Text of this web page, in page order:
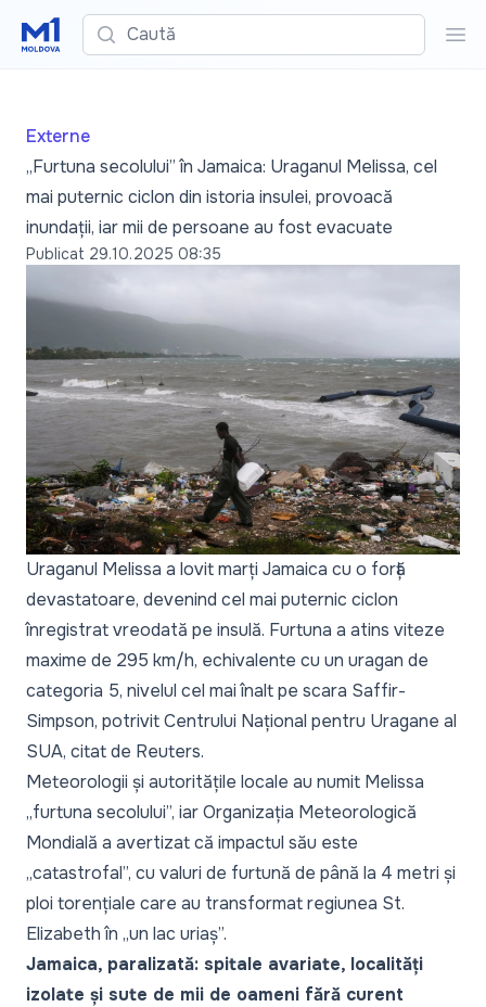
Caută
Externe
„Furtuna secolului” în Jamaica: Uraganul Melissa, cel
mai puternic ciclon din istoria insulei, provoacă
inundații, iar mii de persoane au fost evacuate
Publicat 29.10.2025 08:35
Uraganul Melissa a lovit marți Jamaica cu o forță
devastatoare, devenind cel mai puternic ciclon
înregistrat vreodată pe insulă. Furtuna a atins viteze
maxime de 295 km/h, echivalente cu un uragan de
categoria 5, nivelul cel mai înalt pe scara Saffir-
Simpson, potrivit Centrului Național pentru Uragane al
SUA, citat de Reuters.
Meteorologii și autoritățile locale au numit Melissa
„furtuna secolului”, iar Organizația Meteorologică
Mondială a avertizat că impactul său este
„catastrofal”, cu valuri de furtună de până la 4 metri și
ploi torențiale care au transformat regiunea St.
Elizabeth în „un lac uriaș”.
Jamaica, paralizată: spitale avariate, localități
izolate și sute de mii de oameni fără curent